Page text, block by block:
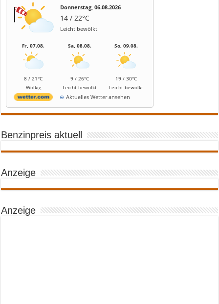
Donnerstag, 06.08.2026
14 / 22°C
Leicht bewölkt
Fr, 07.08.
8 / 21°C
Wolkig
Sa, 08.08.
9 / 26°C
Leicht bewölkt
So, 09.08.
19 / 30°C
Leicht bewölkt
Aktuelles Wetter ansehen
Benzinpreis aktuell
Anzeige
Anzeige